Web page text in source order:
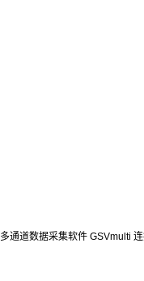
通道数据采集软件 GSVmulti